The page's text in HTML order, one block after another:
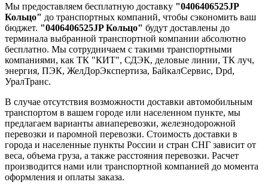
Мы предоставляем бесплатную доставку "0406406525JP
Кольцо" до транспортных компаний, чтобы сэкономить ваш
бюджет. "0406406525JP Кольцо" будут доставлены до
терминала выбранной транспортной компании абсолютно
бесплатно. Мы сотрудничаем с такими транспортными
компаниями, как ТК "КИТ", СДЭК, деловые линии, ТК луч,
энергия, ПЭК, ЖелДорЭкспертиза, БайкалСервис, Dpd,
УралТранс.
В случае отсутствия возможности доставки автомобильным
транспортом в вашем городе или населенном пункте, мы
предлагаем варианты авиаперевозки, железнодорожной
перевозки и паромной перевозки. Стоимость доставки в
города и населенные пункты России и стран СНГ зависит от
веса, объема груза, а также расстояния перевозки. Расчет
производится нами или транспортной компанией до момента
оформления и оплаты заказа.